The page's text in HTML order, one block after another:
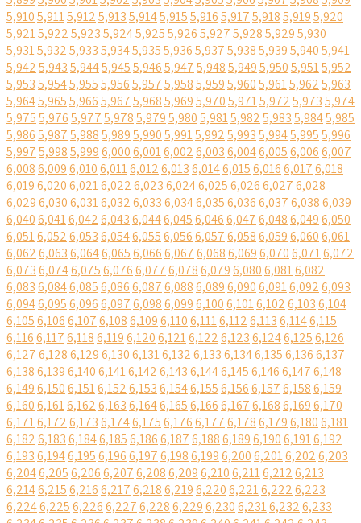
5,9105,9115,9125,9135,9145,9155,9165,9175,9185,9195,920
5,9215,9225,9235,9245,9255,9265,9275,9285,9295,930
5,9315,9325,9335,9345,9355,9365,9375,9385,9395,9405,941
5,9425,9435,9445,9455,9465,9475,9485,9495,9505,9515,952
5,9535,9545,9555,9565,9575,9585,9595,9605,9615,9625,963
5,9645,9655,9665,9675,9685,9695,9705,9715,9725,9735,974
5,9755,9765,9775,9785,9795,9805,9815,9825,9835,9845,985
5,9865,9875,9885,9895,9905,9915,9925,9935,9945,9955,996
5,9975,9985,9996,0006,0016,0026,0036,0046,0056,0066,007
6,0086,0096,0106,0116,0126,0136,0146,0156,0166,0176,018
6,0196,0206,0216,0226,0236,0246,0256,0266,0276,028
6,0296,0306,0316,0326,0336,0346,0356,0366,0376,0386,039
6,0406,0416,0426,0436,0446,0456,0466,0476,0486,0496,050
6,0516,0526,0536,0546,0556,0566,0576,0586,0596,0606,061
6,0626,0636,0646,0656,0666,0676,0686,0696,0706,0716,072
6,0736,0746,0756,0766,0776,0786,0796,0806,0816,082
6,0836,0846,0856,0866,0876,0886,0896,0906,0916,0926,093
6,0946,0956,0966,0976,0986,0996,1006,1016,1026,1036,104
6,1056,1066,1076,1086,1096,1106,1116,1126,1136,1146,115
6,1166,1176,1186,1196,1206,1216,1226,1236,1246,1256,126
6,1276,1286,1296,1306,1316,1326,1336,1346,1356,1366,137
6,1386,1396,1406,1416,1426,1436,1446,1456,1466,1476,148
6,1496,1506,1516,1526,1536,1546,1556,1566,1576,1586,159
6,1606,1616,1626,1636,1646,1656,1666,1676,1686,1696,170
6,1716,1726,1736,1746,1756,1766,1776,1786,1796,1806,181
6,1826,1836,1846,1856,1866,1876,1886,1896,1906,1916,192
6,1936,1946,1956,1966,1976,1986,1996,2006,2016,2026,203
6,2046,2056,2066,2076,2086,2096,2106,2116,2126,213
6,2146,2156,2166,2176,2186,2196,2206,2216,2226,223
6,2246,2256,2266,2276,2286,2296,2306,2316,2326,233